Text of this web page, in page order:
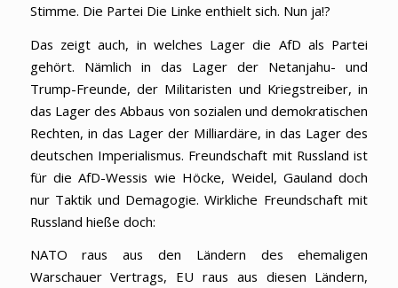
Stimme. Die Partei Die Linke enthielt sich. Nun ja!?
Das zeigt auch, in welches Lager die AfD als Partei
gehört. Nämlich in das Lager der Netanjahu- und
Trump-Freunde, der Militaristen und Kriegstreiber, in
das Lager des Abbaus von sozialen und demokratischen
Rechten, in das Lager der Milliardäre, in das Lager des
deutschen Imperialismus. Freundschaft mit Russland ist
für die AfD-Wessis wie Höcke, Weidel, Gauland doch
nur Taktik und Demagogie. Wirkliche Freundschaft mit
Russland hieße doch:
NATO raus aus den Ländern des ehemaligen
Warschauer Vertrags, EU raus aus diesen Ländern,